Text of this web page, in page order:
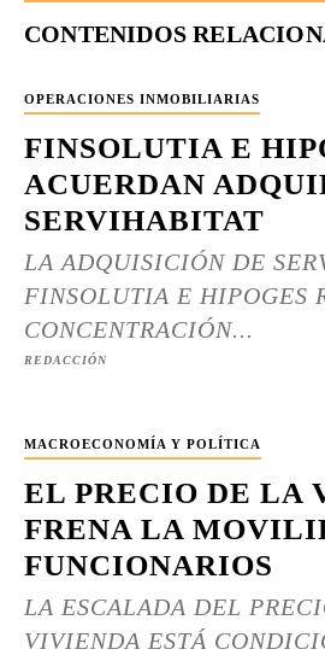
CONTENIDOS
OPERACIONES INMOBILIARIAS
FINSOLUTIA E
ACUERDAN
SERVIHABITAT
LA ADQUISICIÓN DE
FINSOLUTIA E HIPOGES
CONCENTRACIÓN...
REDACCIÓN
MACROECONOMÍA Y POLÍTICA
EL PRECIO DE LA
FRENA LA
FUNCIONARIOS
LA ESCALADA DEL
VIVIENDA ESTÁ